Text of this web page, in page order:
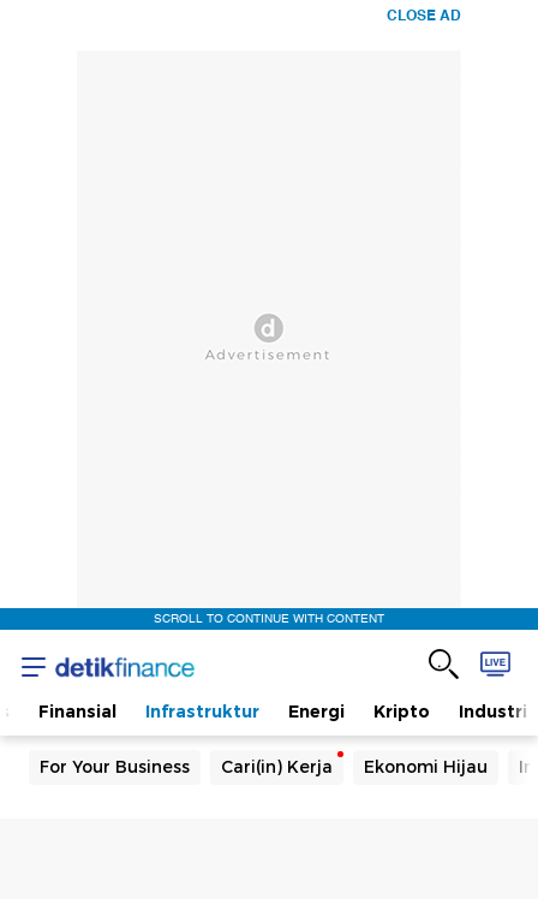
CLOSE AD
SCROLL TO CONTINUE WITH CONTENT
Finansial Infrastruktur Energi Kripto Industri
For Your Business Cari(in) Kerja Ekonomi Hijau